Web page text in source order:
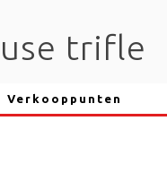
Verkooppunten
trifle